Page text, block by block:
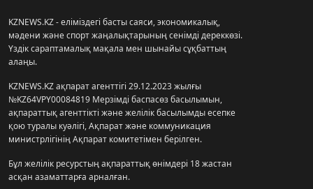
KZNEWS.KZ - еліміздегі басты саяси, экономикалық,
мәдени және спорт жаңалықтарының сенімді дереккөзі.
Үздік сараптамалық мақала мен шынайы сұқбаттың
алаңы.
KZNEWS.KZ ақпарат агенттігі 29.12.2023 жылғы
№KZ64VPY00084819 Мерзімді баспасөз басылымын,
ақпараттық агенттікті және желілік басылымды есепке
қою туралы куәлігі, Ақпарат және коммуникация
министрлігінің Ақпарат комитетімен берілген.
Бұл желілік ресурстың ақпараттық өнімдері 18 жастан
асқан азаматтарға арналған.